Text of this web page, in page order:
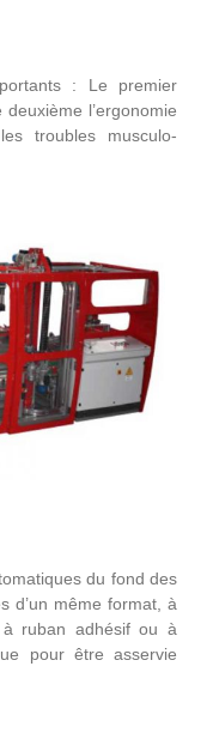
: Le premier
l’ergonomie
troubles musculo-
du fond des
d’un même format, à
ruban adhésif ou à
pour être asservie